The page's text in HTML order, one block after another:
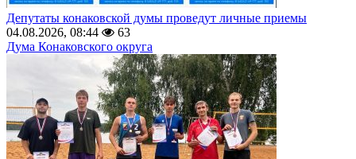
Депутаты конаковской думы проведут личные приемы
04.08.2026, 08:44
63
Дума Конаковского округа